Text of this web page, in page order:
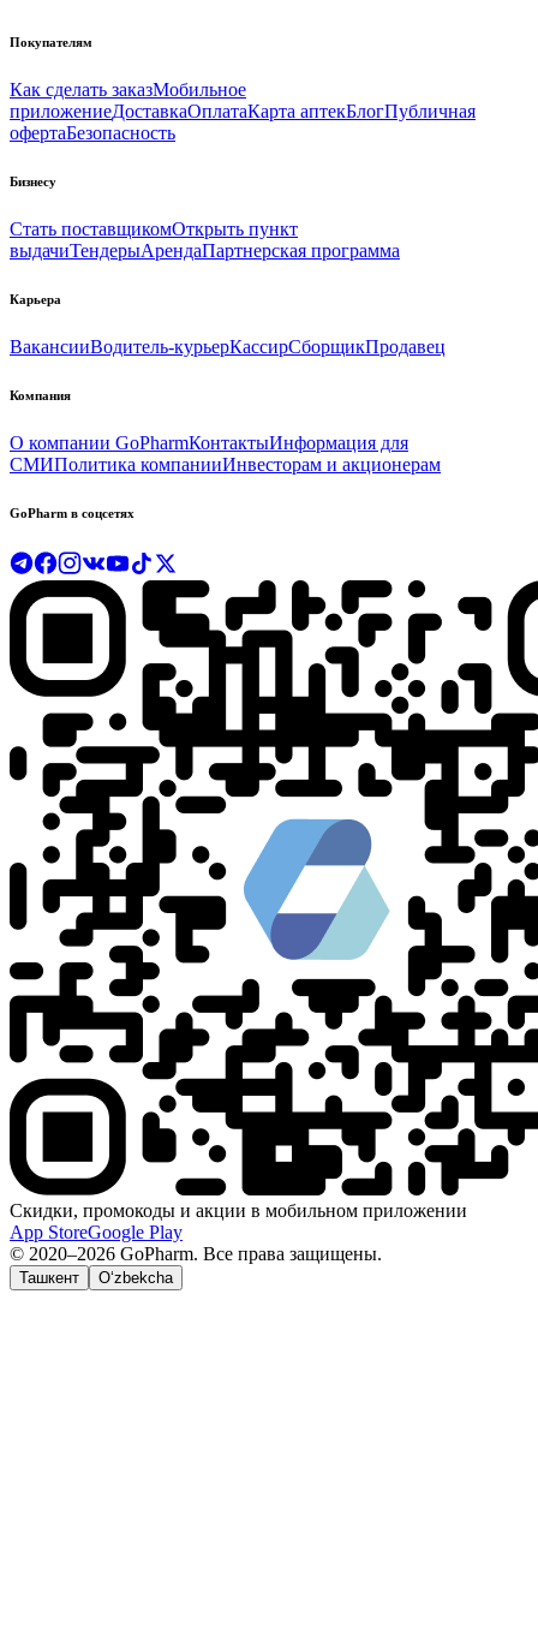
Покупателям
Как сделать заказМобильное
приложениеДоставкаОплатаКарта аптекБлогПубличная
офертаБезопасность
Бизнесу
Стать поставщикомОткрыть пункт
выдачиТендерыАрендаПартнерская программа
Карьера
ВакансииВодитель-курьерКассирСборщикПродавец
Компания
О компании GoPharmКонтактыИнформация для
СМИПолитика компанииИнвесторам и акционерам
GoPharm в соцсетях
Скидки, промокоды и акции в мобильном приложении
App StoreGoogle Play
© 2020–2026 GoPharm. Все права защищены.
Ташкент O‘zbekcha